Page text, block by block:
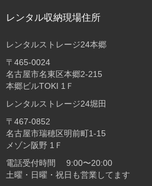
レンタル収納現場住所
レンタルストレージ24本郷
〒465-0024
名古屋市名東区本郷2-215
本郷ビルTOKI 1Ｆ
レンタルストレージ24堀田
〒467-0852
名古屋市瑞穂区明前町1-15
メゾン阪野 1Ｆ
電話受付時間 9:00〜20:00
土曜・日曜・祝日も営業してます